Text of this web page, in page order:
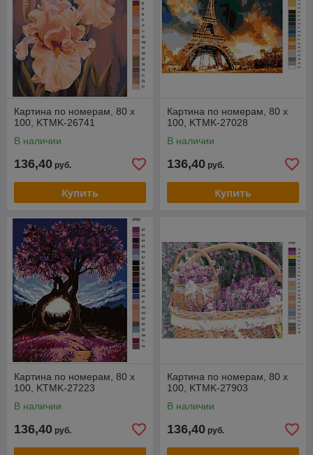
Картина по номерам, 80 x
100, KTMK-26741
В наличии
136,40 руб.
Купить
Картина по номерам, 80 x
100, KTMK-27028
В наличии
136,40 руб.
Купить
Картина по номерам, 80 x
100, KTMK-27223
В наличии
136,40 руб.
Картина по номерам, 80 x
100, KTMK-27903
В наличии
136,40 руб.